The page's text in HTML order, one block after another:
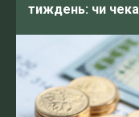
тиждень: чи